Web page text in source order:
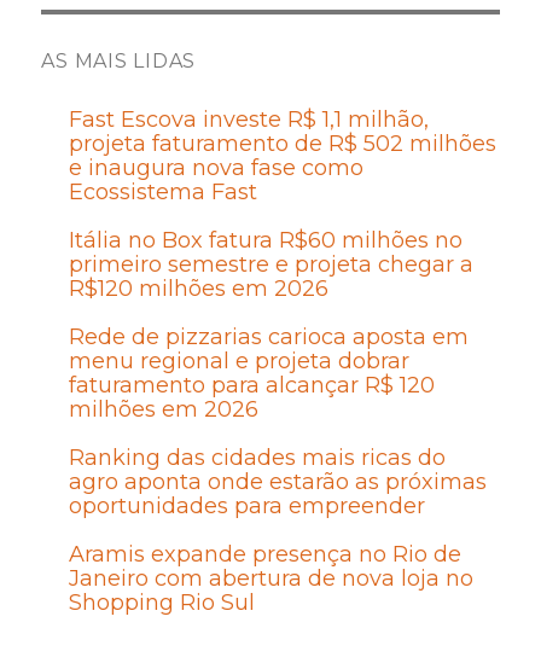
AS MAIS LIDAS
Fast Escova investe R$ 1,1 milhão,
projeta faturamento de R$ 502 milhões
e inaugura nova fase como
Ecossistema Fast
Itália no Box fatura R$60 milhões no
primeiro semestre e projeta chegar a
R$120 milhões em 2026
Rede de pizzarias carioca aposta em
menu regional e projeta dobrar
faturamento para alcançar R$ 120
milhões em 2026
Ranking das cidades mais ricas do
agro aponta onde estarão as próximas
oportunidades para empreender
Aramis expande presença no Rio de
Janeiro com abertura de nova loja no
Shopping Rio Sul